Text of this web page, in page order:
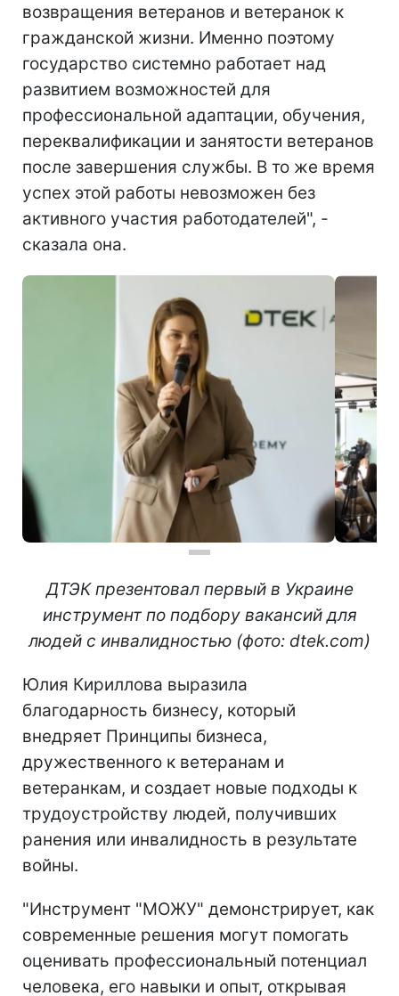
возвращения ветеранов и ветеранок к
гражданской жизни. Именно поэтому
государство системно работает над
развитием возможностей для
профессиональной адаптации, обучения,
переквалификации и занятости ветеранов
после завершения службы. В то же время
успех этой работы невозможен без
активного участия работодателей", -
сказала она.
ДТЭК презентовал первый в Украине
инструмент по подбору вакансий для
людей с инвалидностью (фото: dtek.com)
Юлия Кириллова выразила
благодарность бизнесу, который
внедряет Принципы бизнеса,
дружественного к ветеранам и
ветеранкам, и создает новые подходы к
трудоустройству людей, получивших
ранения или инвалидность в результате
войны.
"Инструмент "МОЖУ" демонстрирует, как
современные решения могут помогать
оценивать профессиональный потенциал
человека, его навыки и опыт, открывая